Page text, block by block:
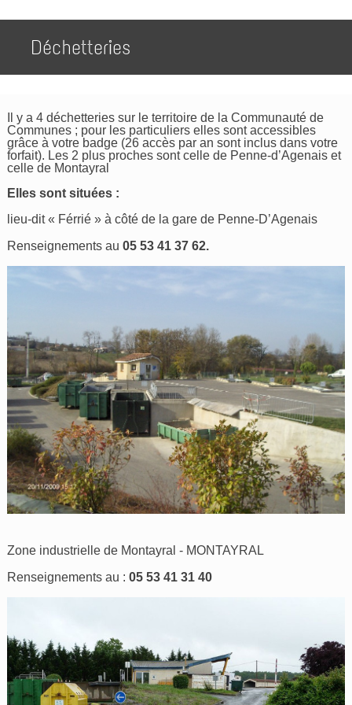
Déchetteries
Il y a 4 déchetteries sur le territoire de la Communauté de
Communes ; pour les particuliers elles sont accessibles
grâce à votre badge (26 accès par an sont inclus dans votre
forfait). Les 2 plus proches sont celle de Penne-d’Agenais et
celle de Montayral
Elles sont situées :
lieu-dit « Férrié » à côté de la gare de Penne-D’Agenais
Renseignements au05 53 41 37 62.
Zone industrielle de Montayral - MONTAYRAL
Renseignements au : 05 53 41 31 40